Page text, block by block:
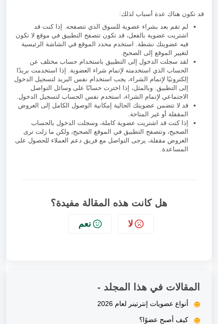
قد تكون هناك عدة أسباب لذلك:
لم تقم بعد بشراء عضوية للسوق الذي تتصفحه. إذا كنت قد
اشتريت عضوية بالفعل، قد تكون تتصفح التطبيق في موقع لا تكون
فيه عضويتك نشطة. استخدم محدد الموقع في الشاشة الرئيسية
لتغيير الموقع إلى الصحيح.
لقد سجلت الدخول إلى التطبيق باستخدام حساب مختلف عن
الحساب الذي استخدمته لإتمام شراء العضوية. إذا استخدمت بريدًا
إلكترونيًا لإتمام الشراء، يجب استخدام نفس البريد لتسجيل الدخول
إلى التطبيق. وبالمثل، إذا اخترت حسابًا على وسائل التواصل
الاجتماعي لإتمام الشراء، استخدم نفس الحساب لتسجيل الدخول.
قد لا تتضمن عضويتك الحالية إمكانية الوصول الكامل إلى العروض
المقفلة أو غير المتاحة.
إذا كنت قد اشتريت عضوية كاملة، وسجلت الدخول بالحساب
الصحيح، وتتصفح التطبيق في الموقع الصحيح، ولكن ما زلت ترى
العروض مقفلة، يرجى التواصل مع فريق دعم العملاء للحصول على
المساعدة.
هل كانت هذه المقالة مفيدة؟
لا نعم
المقالات في هذا المجلد -
أنواع عضويات إنترتينر لعام 2026
كيف أصبح عضوًا؟